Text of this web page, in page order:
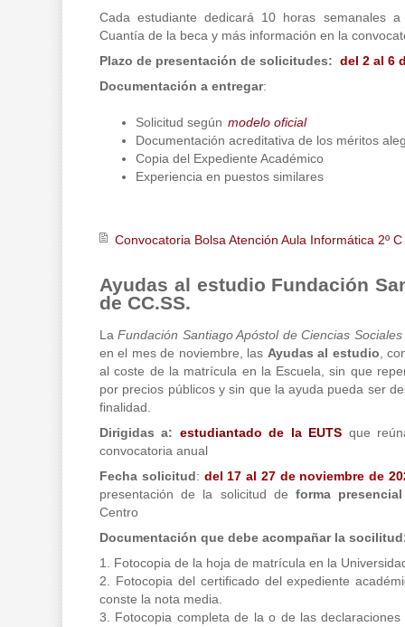
Cada estudiante dedicará 10 horas semanales
Cuantía de la beca y más información en la
Plazo de presentación de solicitudes: del 2 al 6
Documentación a entregar:
Solicitud según modelo oficial
Documentación acreditativa de los méritos
Copia del Expediente Académico
Experiencia en puestos similares
Convocatoria Bolsa Atención Aula Informática 2º
Ayudas al estudio Fundación
de CC.SS.
LaFundación Santiago Apóstol de Ciencias Sociales
en el mes de noviembre, las Ayudas al estudio ,
al coste de la matrícula en la Escuela, sin que
por precios públicos y sin que la ayuda pueda ser
finalidad.
Dirigidas a: estudiantado de la EUTS que
convocatoria anual
Fecha solicitud: del 17 al 27 de noviembre de
presentación de la solicitud de forma
Centro
Documentación que debe acompañar la
1. Fotocopia de la hoja de matrícula en la
2. Fotocopia del certificado del expediente
conste la nota media.
3. Fotocopia completa de la o de las